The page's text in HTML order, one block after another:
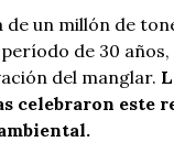
un millón de
de 30
del manglar.
celebraron este